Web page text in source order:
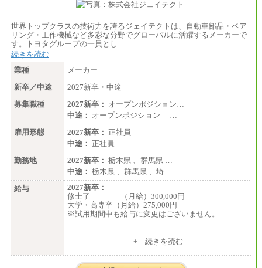
世界トップクラスの技術力を誇るジェイテクトは、自動車部品・ベア
リング・工作機械など多彩な分野でグローバルに活躍するメーカーで
す。トヨタグループの一員とし…
続きを読む
業種
メーカー
新卒／中途
2027新卒・中途
募集職種
2027新卒： オープンポジション…
中途： オープンポジション …
雇用形態
2027新卒： 正社員
中途： 正社員
勤務地
2027新卒： 栃木県 、群馬県 …
中途： 栃木県 、群馬県 、埼…
給与
2027新卒：
修士了 （月給）300,000円
大学・高専卒（月給）275,000円
※試用期間中も給与に変更はございません。
大学・高専卒（月給）275,000円
+ 続きを読む